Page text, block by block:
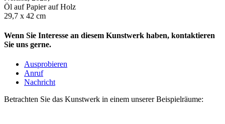
Öl auf Papier auf Holz
29,7 x 42 cm
Wenn Sie Interesse an diesem Kunstwerk haben, kontaktieren
Sie uns gerne.
Ausprobieren
Anruf
Nachricht
Betrachten Sie das Kunstwerk in einem unserer Beispielräume: